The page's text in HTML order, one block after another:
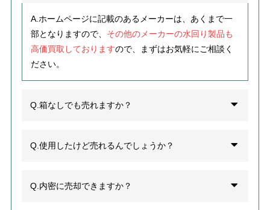
A.ホームページに記載のあるメーカーは、あくまで一
部となりますので、 その他のメーカーの水回り製品も
高価買取しておりますので、まずはお気軽にご相談く
ださい。
Q.箱なしでも売れますか？
Q.使用したけど売れるんでしょうか？
Q.内密に売却できますか？